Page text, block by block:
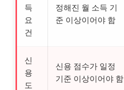
득
요
건
정해진 월 소득 기
준 이상이어야 함
신
용
도
신용 점수가 일정
기준 이상이어야 함